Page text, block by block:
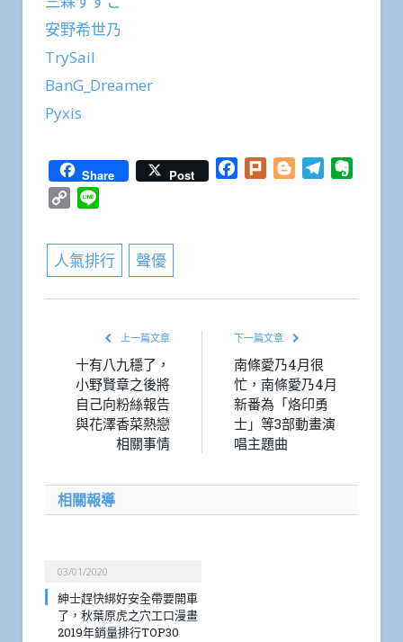
安野希世乃
TrySail
BanG_Dreamer
Pyxis
Share Post Facebook
Plurk BloggerTelegram
Copy
人氣排行 聲優
上一篇文章
十有八九穩了，
小野賢章之後將
自己向粉絲報告
與花澤香菜熱戀
相關事情
下一篇文章
南條愛乃4月很
忙，南條愛乃4月
新番為「烙印勇
士」等3部動畫演
唱主題曲
相關報導
03/01/2020
紳士趕快綁好安全帶要開車
了，秋葉原虎之穴工口漫畫
2019年銷量排行TOP30